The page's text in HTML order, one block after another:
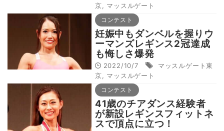
京
マッスルゲート
コンテスト
妊娠中もダンベルを握りウ
ーマンズレギンス2冠達成
も悔しさ爆発
2022/10/7
マッスルゲート東
京
マッスルゲート
コンテスト
41歳のチアダンス経験者
が新設レギンスフィットネ
スで頂点に立つ！